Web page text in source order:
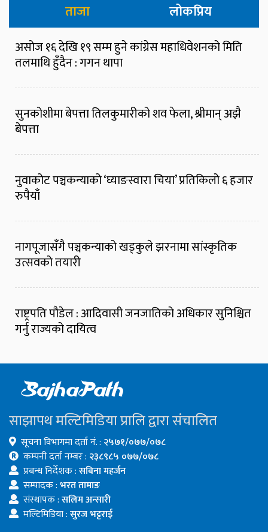
ताजा लोकप्रिय
असोज १६ देखि १९ सम्म हुने कांग्रेस महाधिवेशनको मिति
तलमाथि हुँदैन : गगन थापा
सुनकोशीमा बेपत्ता तिलकुमारीको शव फेला, श्रीमान् अझै
बेपत्ता
नुवाकोट पञ्चकन्याको ‘घ्याङस्वारा चिया’ प्रतिकिलो ६ हजार
रुपैयाँ
नागपूजासँगै पञ्चकन्याको खड्कुले झरनामा सांस्कृतिक
उत्सवको तयारी
राष्ट्रपति पौडेल : आदिवासी जनजातिको अधिकार सुनिश्चित
गर्नु राज्यको दायित्व
साझापथ मल्टिमिडिया प्रालि द्वारा संचालित
सूचना विभागमा दर्ता नं. : २५७१/०७७/०७८
कम्पनी दर्ता नम्बर : २३८९८५ ०७७/०७८
प्रबन्ध निर्देशक :सबिना महर्जन
सम्पादक :भरत तामाङ
संस्थापक :सलिम अन्सारी
मल्टिमिडिया :सुरज भट्टराई